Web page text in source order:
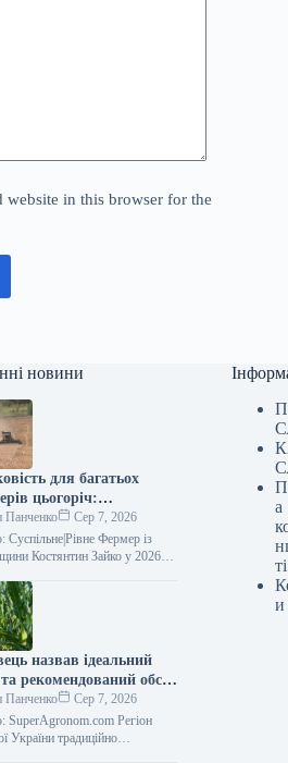
website in this browser for the
новини
для багатьох
цьогоріч:
аграрій про ціни
—
Панченко
Сер 7, 2026
Суспільне|Рівне Фермер із
Костянтин Зайко у 2026
т/га. Це приблизно…
назвав ідеальний
рекомендований обсяг
кукурудзи на силос для
регіону України —
Панченко
Сер 7, 2026
SuperAgronom.com Регіон
України традиційно
а
ті
и